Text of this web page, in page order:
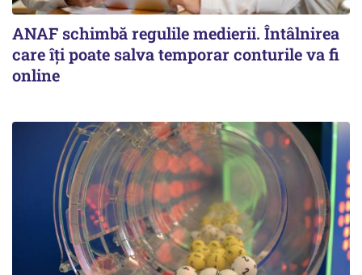
ANAF schimbă regulile medierii. Întâlnirea
care îți poate salva temporar conturile va fi
online